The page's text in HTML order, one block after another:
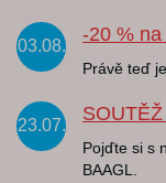
03.08.
-20 %
Právě teď
23.07.
Pojďte si s
BAAGL.